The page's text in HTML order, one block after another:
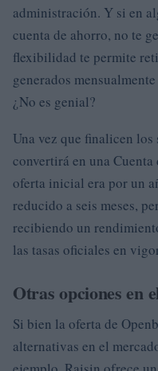
administración. Y si en
cuenta de ahorro, no te
flexibilidad te permite
generados
¿No es genial?
Una vez que finalicen los
convertirá en una
oferta inicial era por un
reducido a seis meses,
recibiendo un
las tasas oficiales en
Otras opciones en
Si bien la oferta de
alternativas en el